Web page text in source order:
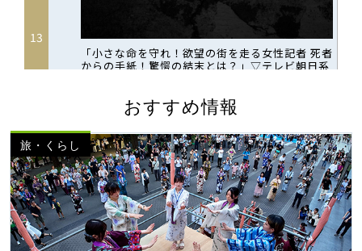
おすすめ情報
旅・くらし